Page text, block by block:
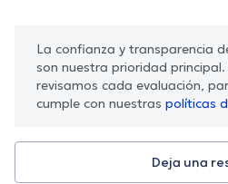
La confianza y transparencia
son nuestra prioridad
revisamos cada evaluación,
cumple con nuestras políticas
Deja una